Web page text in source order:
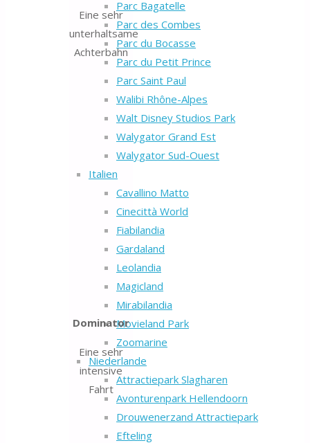
Parc Bagatelle
Parc des Combes
Parc du Bocasse
Parc du Petit Prince
Parc Saint Paul
Walibi Rhône-Alpes
Walt Disney Studios Park
Walygator Grand Est
Walygator Sud-Ouest
Italien
Cavallino Matto
Cinecittà World
Fiabilandia
Gardaland
Leolandia
Magicland
Mirabilandia
Movieland Park
Zoomarine
Niederlande
Attractiepark Slagharen
Avonturenpark Hellendoorn
Drouwenerzand Attractiepark
Efteling
Eine sehr
unterhaltsame
Achterbahn
Dominator
Eine sehr
intensive
Fahrt